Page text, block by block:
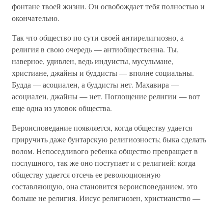
фонтане твоей жизни. Он освобождает тебя полностью и
окончательно.
Так что общество по сути своей антирелигиозно, а
религия в свою очередь — антиобщественна. Ты,
наверное, удивлен, ведь индуисты, мусульмане,
христиане, джайны и буддисты — вполне социальны.
Будда — асоциален, а буддисты нет. Махавира —
асоциален, джайны — нет. Поглощение религии — вот
еще одна из уловок общества.
Вероисповедание появляется, когда обществу удается
приручить даже бунтарскую религиозность; быка сделать
волом. Непоседливого ребенка общество превращает в
послушного, так же оно поступает и с религией: когда
обществу удается отсечь ее революционную
составляющую, она становится вероисповеданием, это
больше не религия. Иисус религиозен, христианство —